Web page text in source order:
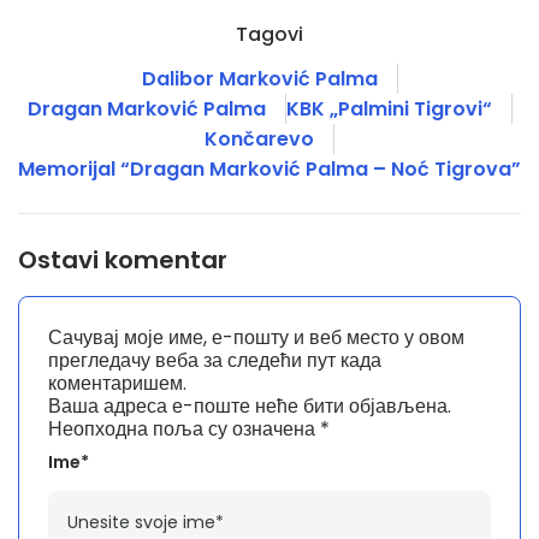
Tagovi
Dalibor Marković Palma
Dragan Marković Palma
KBK „Palmini Tigrovi“
Končarevo
Memorijal “Dragan Marković Palma – Noć Tigrova”
Ostavi komentar
Ваша адреса е-поште неће бити објављена.
Неопходна поља су означена *
Ime*
Сачувај моје име, е-пошту и веб место у овом
прегледачу веба за следећи пут када
коментаришем.